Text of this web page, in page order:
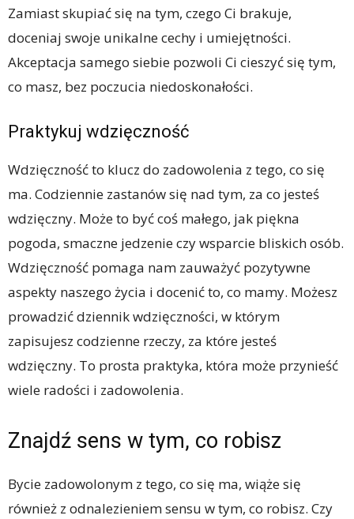
Zamiast skupiać się na tym, czego Ci brakuje,
doceniaj swoje unikalne cechy i umiejętności.
Akceptacja samego siebie pozwoli Ci cieszyć się tym,
co masz, bez poczucia niedoskonałości.
Praktykuj wdzięczność
Wdzięczność to klucz do zadowolenia z tego, co się
ma. Codziennie zastanów się nad tym, za co jesteś
wdzięczny. Może to być coś małego, jak piękna
pogoda, smaczne jedzenie czy wsparcie bliskich osób.
Wdzięczność pomaga nam zauważyć pozytywne
aspekty naszego życia i docenić to, co mamy. Możesz
prowadzić dziennik wdzięczności, w którym
zapisujesz codzienne rzeczy, za które jesteś
wdzięczny. To prosta praktyka, która może przynieść
wiele radości i zadowolenia.
Znajdź sens w tym, co robisz
Bycie zadowolonym z tego, co się ma, wiąże się
również z odnalezieniem sensu w tym, co robisz. Czy